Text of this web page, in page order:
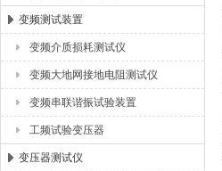
变频测试装置
变频介质损耗测试仪
变频大地网接地电阻测试仪
变频串联谐振试验装置
工频试验变压器
变压器测试仪